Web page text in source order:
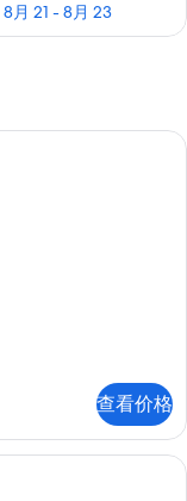
8月 21 - 8月 23
查看价格
双床房 | 免费 WiFi、床单